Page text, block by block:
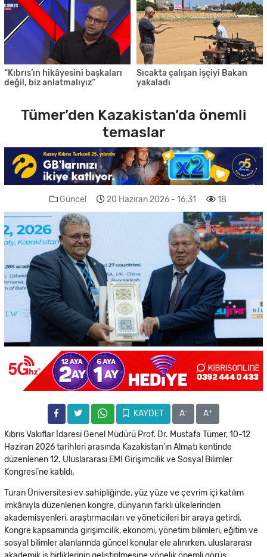
“Kıbrıs’ın hikâyesini başkaları
değil, biz anlatmalıyız”
Sıcakta çalışan işçiyi Bakan
yakaladı
Tümer’den Kazakistan’da önemli
temaslar
Güncel 20 Haziran 2026 - 16:31 18
KAYDET A- A+
Kıbrıs Vakıflar İdaresi Genel Müdürü Prof. Dr. Mustafa Tümer, 10-12
Haziran 2026 tarihleri arasında Kazakistan’ın Almatı kentinde
düzenlenen 12. Uluslararası EMI Girişimcilik ve Sosyal Bilimler
Kongresi’ne katıldı.
Turan Üniversitesi ev sahipliğinde, yüz yüze ve çevrim içi katılım
imkânıyla düzenlenen kongre, dünyanın farklı ülkelerinden
akademisyenleri, araştırmacıları ve yöneticileri bir araya getirdi.
Kongre kapsamında girişimcilik, ekonomi, yönetim bilimleri, eğitim ve
sosyal bilimler alanlarında güncel konular ele alınırken, uluslararası